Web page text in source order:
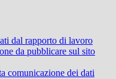
dal rapporto di lavoro
da pubblicare sul sito
comunicazione dei dati